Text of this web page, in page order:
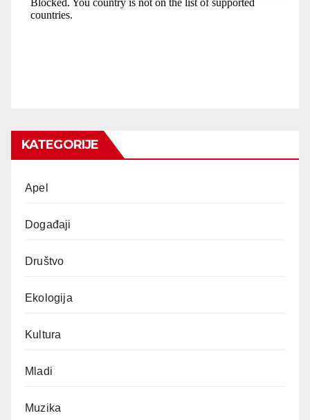
KATEGORIJE
Apel
Događaji
Društvo
Ekologija
Kultura
Mladi
Muzika